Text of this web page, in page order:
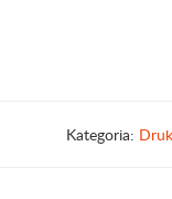
Kategoria: